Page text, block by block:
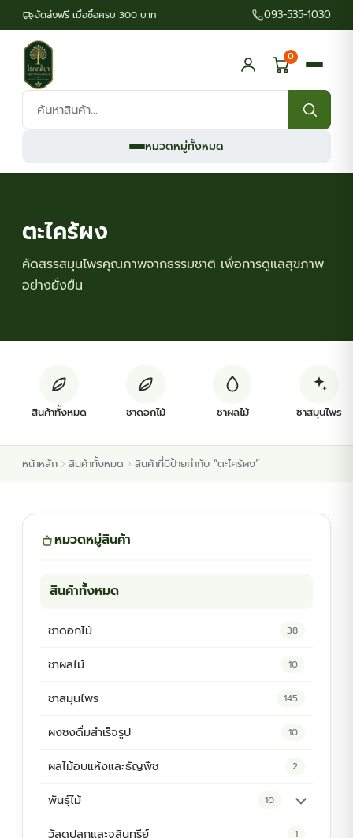
จัดส่งฟรี เมื่อซื้อครบ 300 บาท 093-535-1030
ค้นหา
สินค้า:
0
หมวดหมู่ทั้งหมด
ต้นพันธุ์สมุนไพร
ต้นพันธุ์ไม้ป่า
ตะไคร้ผง
คัดสรรสมุนไพรคุณภาพจากธรรมชาติ เพื่อการดูแลสุขภาพ
อย่างยั่งยืน
สินค้าทั้งหมด ชาดอกไม้ ชาผลไม้ ชาสมุนไพร
หน้าหลัก สินค้าทั้งหมด สินค้าที่มีป้ายกำกับ “ตะไคร้ผง”
หมวดหมู่สินค้า
สินค้าทั้งหมด
ชาดอกไม้ 38
ชาผลไม้ 10
ชาสมุนไพร 145
ผงชงดื่มสำเร็จรูป 10
ผลไม้อบแห้งและธัญพืช 2
พันธุ์ไม้ 10
ต้นพันธุ์สมุนไพร 5
วัสดุปลูกและจุลินทรีย์ 1